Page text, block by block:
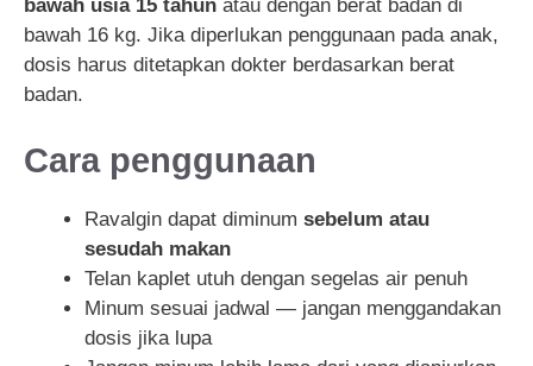
bawah usia 15 tahun atau dengan berat badan di
bawah 16 kg. Jika diperlukan penggunaan pada anak,
dosis harus ditetapkan dokter berdasarkan berat
badan.
Cara penggunaan
Ravalgin dapat diminum sebelum atau
sesudah makan
Telan kaplet utuh dengan segelas air penuh
Minum sesuai jadwal — jangan menggandakan
dosis jika lupa